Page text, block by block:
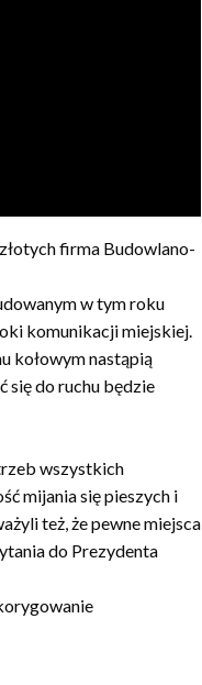
firma Budowlano-
w tym roku
komunikacji miejskiej.
kołowym nastąpią
się do ruchu będzie
wszystkich
mijania się pieszych i
też, że pewne miejsca
do Prezydenta